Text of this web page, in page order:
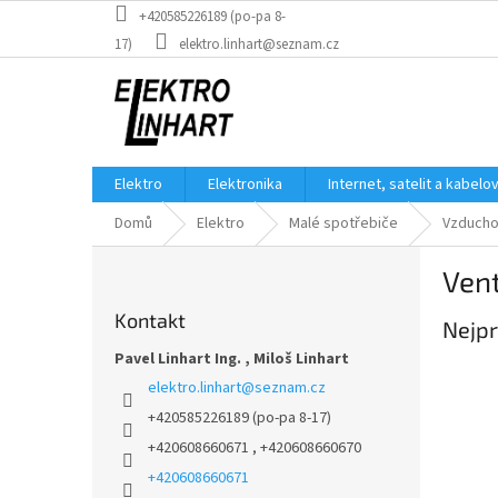
obsah
+420585226189 (po-pa 8-
17)
elektro.linhart@seznam.cz
Elektro Elektronika Internet, satelit a
Domů
Elektro Malé spotřebiče
Kontakt
Pavel Linhart Ing. , Miloš Linhart
elektro.linhart@seznam.cz
+420585226189 (po-pa 8-17)
+420608660671 , +420608660670
+420608660671